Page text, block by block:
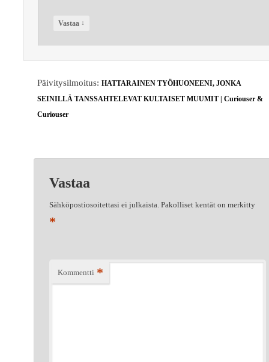
Vastaa ↓
Päivitysilmoitus:HATTARAINEN TYÖHUONEENI, JONKA
SEINILLÄ TANSSAHTELEVAT KULTAISET MUUMIT | Curiouser &
Curiouser
Vastaa
Sähköpostiosoitettasi ei julkaista. Pakolliset kentät on merkitty
*
Kommentti *